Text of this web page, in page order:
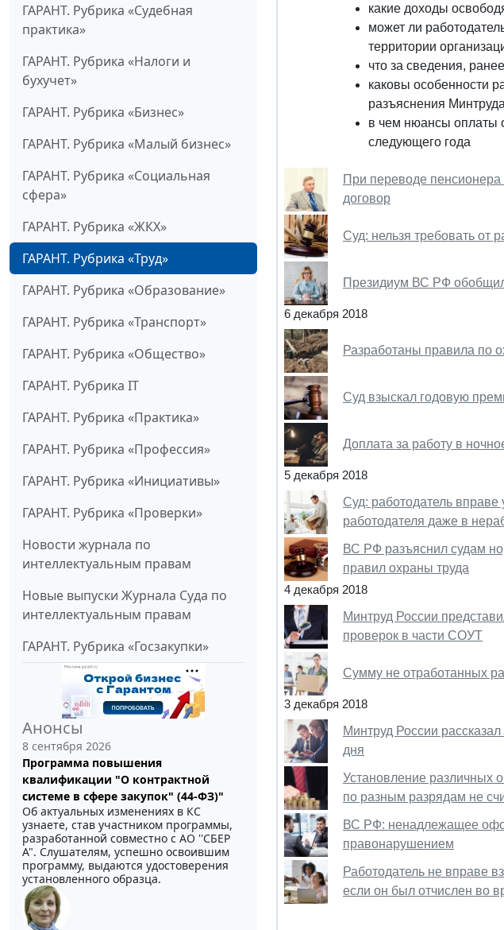
ГАРАНТ. Рубрика «Судебная
практика»
ГАРАНТ. Рубрика «Налоги и
бухучет»
ГАРАНТ. Рубрика «Бизнес»
ГАРАНТ. Рубрика «Малый бизнес»
ГАРАНТ. Рубрика «Социальная
сфера»
ГАРАНТ. Рубрика «ЖКХ»
ГАРАНТ. Рубрика «Труд»
ГАРАНТ. Рубрика «Образование»
ГАРАНТ. Рубрика «Транспорт»
ГАРАНТ. Рубрика «Общество»
ГАРАНТ. Рубрика IT
ГАРАНТ. Рубрика «Практика»
ГАРАНТ. Рубрика «Профессия»
ГАРАНТ. Рубрика «Инициативы»
ГАРАНТ. Рубрика «Проверки»
Новости журнала по
интеллектуальным правам
Новые выпуски Журнала Суда по
интеллектуальным правам
ГАРАНТ. Рубрика «Госзакупки»
Анонсы
8 сентября 2026
Программа повышения
квалификации "О контрактной
системе в сфере закупок" (44-ФЗ)"
Об актуальных изменениях в КС
узнаете, став участником программы,
разработанной совместно с АО ''СБЕР
А". Слушателям, успешно освоившим
программу, выдаются удостоверения
установленного образца.
какие доходы
может ли
территории
что за сведения,
каковы особенности
разъяснения
в чем нюансы оплаты
следующего года
При переводе пенсионера
договор
Суд: нельзя требовать от
Президиум ВС РФ обобщил
6 декабря 2018
Разработаны правила по
Суд взыскал годовую
Доплата за работу в
5 декабря 2018
Суд: работодатель
работодателя даже в
ВС РФ разъяснил судам
правил охраны труда
4 декабря 2018
Минтруд России
проверок в части СОУТ
Сумму не отработанных
3 декабря 2018
Минтруд России
дня
Установление различных
по разным разрядам не
ВС РФ: ненадлежащее
правонарушением
Работодатель не вправе
если он был отчислен во